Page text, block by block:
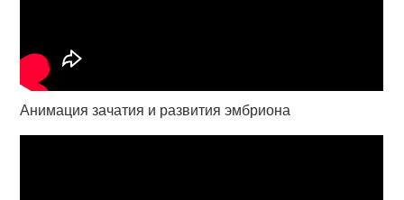
Анимация зачатия и развития эмбриона